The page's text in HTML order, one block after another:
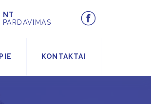
NT
PARDAVIMAS
KONTAKTAI